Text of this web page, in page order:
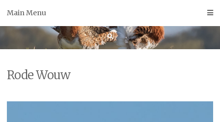
Main Menu
Rode Wouw